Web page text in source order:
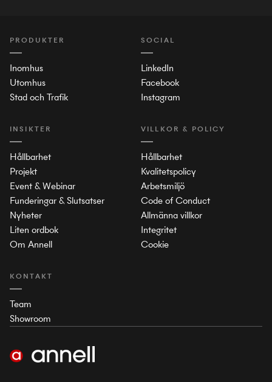
PRODUKTER
Inomhus
Utomhus
Stad och Trafik
INSIKTER
Hållbarhet
Projekt
Event & Webinar
Funderingar & Slutsatser
Nyheter
Liten ordbok
Om Annell
KONTAKT
Team
Showroom
SOCIAL
LinkedIn
Facebook
Instagram
VILLKOR & POLICY
Hållbarhet
Kvalitetspolicy
Arbetsmiljö
Code of Conduct
Allmänna villkor
Integritet
Cookie